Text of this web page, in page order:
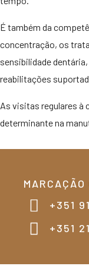
É também da
concentração, os
sensibilidade
reabilitações
As visitas regulares à
determinante na
+351
+351